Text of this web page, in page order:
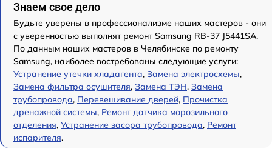
Знаем свое дело
Будьте уверены в профессионализме наших мастеров - они
с уверенностью выполнят ремонт Samsung RB-37 J5441SA.
По данным наших мастеров в Челябинске по ремонту
Samsung, наиболее востребованы следующие услуги:
Устранение утечки хладагента, Замена электросхемы,
Замена фильтра осушителя, Замена ТЭН, Замена
трубопровода, Перевешивание дверей, Прочистка
дренажной системы, Ремонт датчика морозильного
отделения, Устранение засора трубопровода, Ремонт
испарителя.